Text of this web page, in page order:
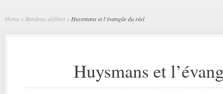
Home » Bandeau défilant » Huysmans et l’évangile du réel
Huysmans et